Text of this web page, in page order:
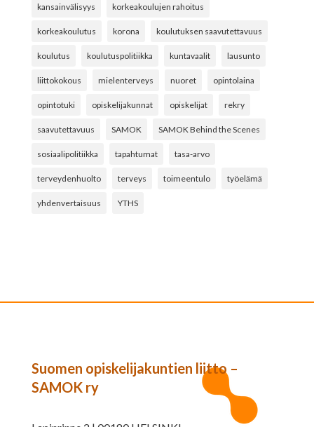
kansainvälisyys korkeakoulujen rahoitus
korkeakoulutus korona koulutuksen saavutettavuus
koulutus koulutuspolitiikka kuntavaalit lausunto
liittokokous mielenterveys nuoret opintolaina
opintotuki opiskelijakunnat opiskelijat rekry
saavutettavuus SAMOK SAMOK Behind the Scenes
sosiaalipolitiikka tapahtumat tasa-arvo
terveydenhuolto terveys toimeentulo työelämä
yhdenvertaisuus YTHS
Suomen opiskelijakuntien liitto –
SAMOK ry